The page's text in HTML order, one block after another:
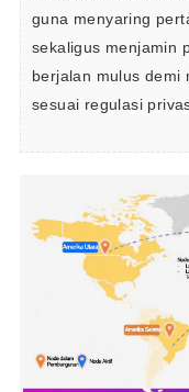
guna menyaring
sekaligus menjamin
berjalan mulus demi
sesuai regulasi